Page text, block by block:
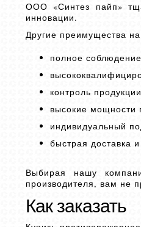
ООО «Синтез пайп»
инновации.
Другие преимущества
полное
контроль
высокие мощности
индивидуальный
быстрая доставка
Выбирая нашу
производителя, вам не
Как заказать